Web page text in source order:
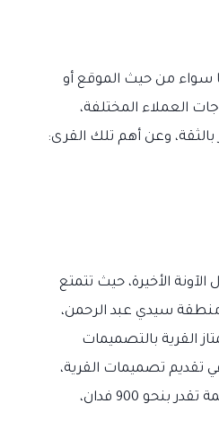
سواء من حيث الموقع أو
العملاء المختلفة،
وعن أهم تلك القرى:
الأخيرة، حيث تتمتع
حيث الموقع الحيوي، وذلك على الكيلو 124 في قلب منطقة سيدي عبد الرحمن،
القرية بالتصميمات
3 مؤسسات تعاونت معاً في تقديم تصميمات القرية،
900 فدان،